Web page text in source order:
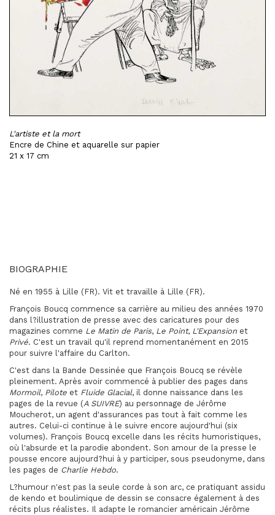
L'artiste et la mort
Encre de Chine et aquarelle sur papier
21 x 17 cm
BIOGRAPHIE
Né en 1955 à Lille (FR). Vit et travaille à Lille (FR).
François Boucq commence sa carrière au milieu des années 1970
dans l?illustration de presse avec des caricatures pour des
magazines comme Le Matin de Paris, Le Point, L'Expansion et
Privé. C'est un travail qu'il reprend momentanément en 2015
pour suivre l'affaire du Carlton.
C'est dans la Bande Dessinée que François Boucq se révèle
pleinement. Après avoir commencé à publier des pages dans
Mormoil, Pilote et Fluide Glacial, il donne naissance dans les
pages de la revue (A SUIVRE) au personnage de Jérôme
Moucherot, un agent d'assurances pas tout à fait comme les
autres. Celui-ci continue à le suivre encore aujourd'hui (six
volumes). François Boucq excelle dans les récits humoristiques,
où l'absurde et la parodie abondent. Son amour de la presse le
pousse encore aujourd?hui à y participer, sous pseudonyme, dans
les pages de Charlie Hebdo.
L?humour n'est pas la seule corde à son arc, ce pratiquant assidu
de kendo et boulimique de dessin se consacre également à des
récits plus réalistes. Il adapte le romancier américain Jérôme